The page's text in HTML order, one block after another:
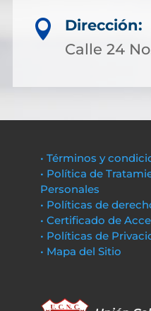

Dirección:
Calle 24
• Términos y
• Política de
Personales
• Políticas de
• Certificado de
• Políticas de
• Mapa del Sitio